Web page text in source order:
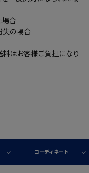
合
の場合
はお客様ご負担になり
コーディネート